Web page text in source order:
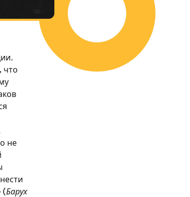
что
не
(Барух